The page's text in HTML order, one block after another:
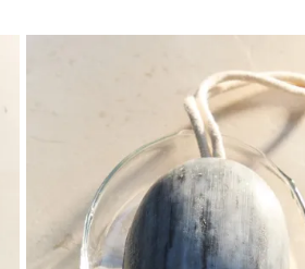
تم تغيير الصورة إلى 1 من 5